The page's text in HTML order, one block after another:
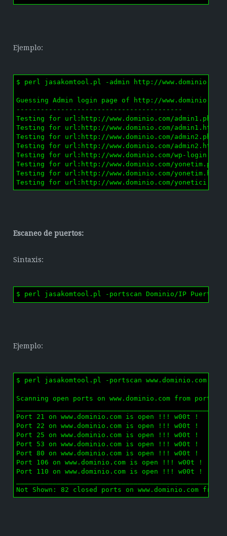
Ejemplo:
$ perl jasakomtool.pl -admin http://www.dominio.com
Guessing Admin login page of http://www.dominio.com:
-----------------------------------------
Testing for url:http://www.dominio.com/admin1.php
Testing for url:http://www.dominio.com/admin1.html
Testing for url:http://www.dominio.com/admin2.php
Testing for url:http://www.dominio.com/admin2.html
Testing for url:http://www.dominio.com/wp-
Testing for url:http://www.dominio.com/yonetim.php
Testing for url:http://www.dominio.com/yonetim.html
Testing for url:http://www.dominio.com/yonetici.php
Escaneo de puertos:
Sintaxis:
$ perl jasakomtool.pl -portscan Dominio/IP
Ejemplo:
$ perl jasakomtool.pl -portscan www.dominio.com 21
Scanning open ports on www.dominio.com from port
Port 21 on www.dominio.com is open !!! w00t !
Port 22 on www.dominio.com is open !!! w00t !
Port 25 on www.dominio.com is open !!! w00t !
Port 53 on www.dominio.com is open !!! w00t !
Port 80 on www.dominio.com is open !!! w00t !
Port 106 on www.dominio.com is open !!! w00t !
Port 110 on www.dominio.com is open !!! w00t !
Not Shown: 82 closed ports on www.dominio.com